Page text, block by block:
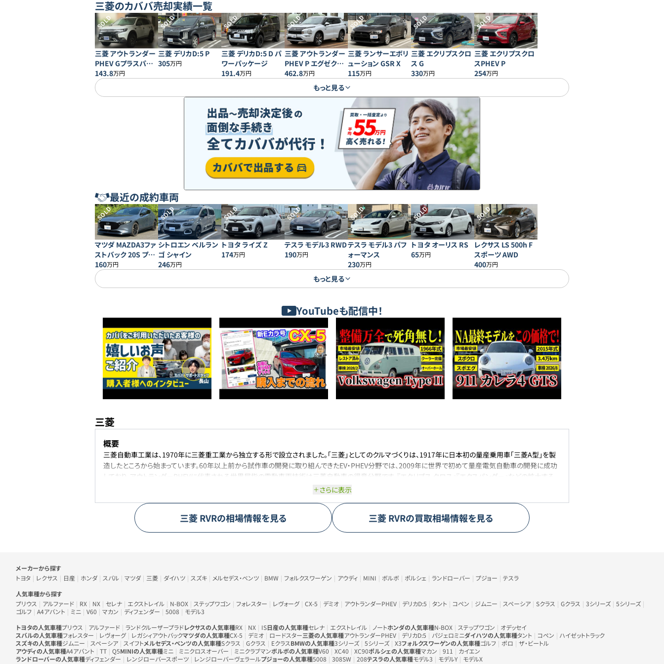
三菱のカババ売却実績一覧
SOLD
三菱 アウトランダー
PHEV Gプラスパッ
ケージ
143.8万円
SOLD
三菱 デリカD:5 P
305万円
SOLD
三菱 デリカD:5 D パ
ワーパッケージ
191.4万円
SOLD
三菱 アウトランダー
PHEV P エグゼクテ
ィブパッケージ
462.8万円
SOLD
三菱 ランサーエボリ
ューション GSR X
115万円
SOLD
三菱 エクリプスクロ
ス G
330万円
SOLD
三菱 エクリプスクロ
スPHEV P
254万円
もっと見る
最近の成約車両
SOLD
マツダ MAZDA3ファ
ストバック 20S プロ
アクティブ
160万円
SOLD
シトロエン ベルラン
ゴ シャイン
246万円
SOLD
トヨタ ライズ Z
174万円
SOLD
テスラ モデル3 RWD
190万円
SOLD
テスラ モデル3 パフ
ォーマンス
230万円
SOLD
トヨタ オーリス RS
65万円
SOLD
レクサス LS 500h F
スポーツ AWD
400万円
もっと見る
YouTubeも配信中！
三菱
概要
三菱自動車工業は、1970年に三菱重工業から独立する形で設立されました。「三菱」としてのクルマづくりは、1917年に日本初の量産乗用車「三菱A型」を製
造したところから始まっています。60年以上前から試作車の開発に取り組んできたEV・PHEV分野では、2009年に世界で初めて量産電気自動車の開発に成功
しており、アウトランダーPHEVに代表される世界屈指の電動車両技術は三菱自動車の得意分野です。『エクリプス クロス』『エクスパンダー』などの拡大する
新興国市場に向けた商品開発に成功しており、販売台数における海外比率が約90％になるなど、独創的で存在感のある商品・サービスを提供しています。
代表的な車種はデリカD:5。デリカD:5は三菱の良さが詰まったミニバンです。広い3列シートを備えたミニバンでありながら、四駆システムを搭載するためSUV
に匹敵するほどの悪路走破製が魅力です。そのため、雪国だけでなくアウトドアを趣味とするユーザーから絶大な支持を得ています。加えて、ミニバンでは珍
しいディーゼルエンジンを搭載するため、お財布にも優しく、現行型ではディーゼルとは思えない静粛性のため非の打ちどころがないミニバンと言えます。
のトライトンなどもおすすめです。
さらに表示
三菱 RVRの相場情報を見る 三菱 RVRの買取相場情報を見る
車のメーカー・人気車種から探す
メーカーから探す
トヨタ
レクサス 日産 ホンダ スバル マツダ 三菱 ダイハツ スズキ メルセデス・ベンツ BMW フォルクスワーゲン アウディ MINI ボルボ ポルシェ ランドローバー プジョー
テスラ
人気車種から探す
プリウス
アルファード RX NX セレナ エクストレイル N-BOX ステップワゴン フォレスター レヴォーグ CX-5 デミオ アウトランダーPHEV デリカD:5 タント コペン ジムニー スペーシア Sクラス Gクラス 3シリーズ
5シリーズ
ゴルフ
A4アバント ミニ V60 マカン ディフェンダー 5008
モデル3
トヨタの人気車種プリウス アルファード ランドクルーザープラドレクサスの人気車種RX NX IS日産の人気車種セレナ エクストレイル ノートホンダの人気車種N-BOX ステップワゴン
オデッセイ
スバルの人気車種フォレスター レヴォーグ レガシィアウトバックマツダの人気車種CX-5 デミオ ロードスター三菱の人気車種アウトランダーPHEV デリカD:5 パジェロミニダイハツの人気車種タント コペン
ハイゼットトラック
スズキの人気車種ジムニー スペーシア スイフトメルセデス・ベンツの人気車種Sクラス Gクラス EクラスBMWの人気車種3シリーズ 5シリーズ X3フォルクスワーゲンの人気車種ゴルフ ポロ
ザ・ビートル
アウディの人気車種A4アバント TT Q5MINIの人気車種ミニ ミニクロスオーバー ミニクラブマンボルボの人気車種V60 XC40 XC90ポルシェの人気車種マカン 911
カイエン
ランドローバーの人気車種ディフェンダー レンジローバースポーツ レンジローバーヴェラールプジョーの人気車種5008 308SW 208テスラの人気車種モデル3 モデルY モデルX